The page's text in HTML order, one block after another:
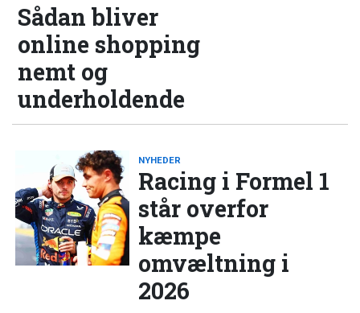
Sådan bliver
online shopping
nemt og
underholdende
NYHEDER
Racing i Formel 1
står overfor
kæmpe
omvæltning i
2026